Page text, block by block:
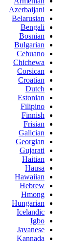
Azerbaijani
Belarusian
Bengali
Bosnian
Bulgarian
Cebuano
Chichewa
Corsican
Croatian
Dutch
Estonian
Filipino
Finnish
Frisian
Galician
Georgian
Gujarati
Haitian
Hausa
Hawaiian
Hebrew
Hmong
Hungarian
Icelandic
Igbo
Javanese
Kannada